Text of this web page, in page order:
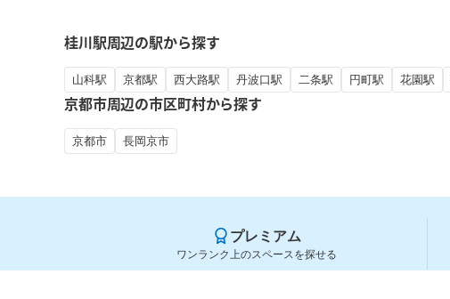
桂川駅周辺の駅から探す
山科駅 京都駅 西大路駅 丹波口駅 二条駅 円町駅 花園駅
京都市周辺の市区町村から探す
京都市 長岡京市
プレミアム
ワンランク上のスペースを探せる